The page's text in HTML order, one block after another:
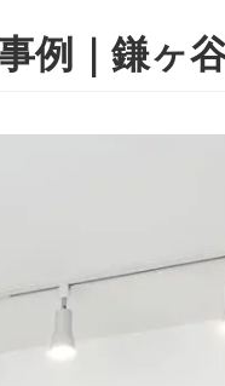
例｜鎌ヶ